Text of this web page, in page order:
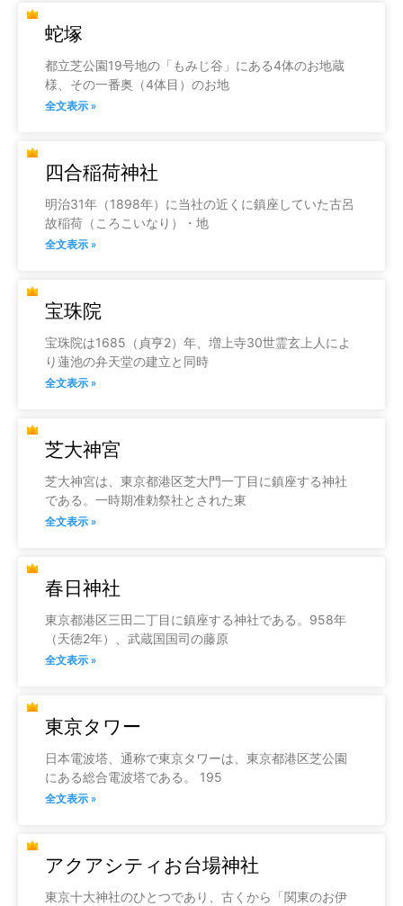
蛇塚
都立芝公園19号地の「もみじ谷」にある4体のお地蔵
様、その一番奥（4体目）のお地
全文表示 »
四合稲荷神社
明治31年（1898年）に当社の近くに鎮座していた古呂
故稲荷（ころこいなり）・地
全文表示 »
宝珠院
宝珠院は1685（貞亨2）年、増上寺30世霊玄上人によ
り蓮池の弁天堂の建立と同時
全文表示 »
芝大神宮
芝大神宮は、東京都港区芝大門一丁目に鎮座する神社
である。一時期准勅祭社とされた東
全文表示 »
春日神社
東京都港区三田二丁目に鎮座する神社である。958年
（天徳2年）、武蔵国国司の藤原
全文表示 »
東京タワー
日本電波塔、通称で東京タワーは、東京都港区芝公園
にある総合電波塔である。 195
全文表示 »
アクアシティお台場神社
東京十大神社のひとつであり、古くから「関東のお伊